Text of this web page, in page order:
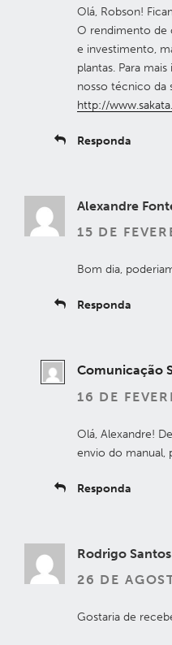
Olá, Robson!
O rendimento de
e investimento,
plantas. Para
nosso técnico da
http://
Responda
Alexandre
15 DE
Bom dia,
Responda
Comunicação
16 DE
Olá, Alexandre!
envio do manual,
Responda
Rodrigo Santos
26 DE
Gostaria de